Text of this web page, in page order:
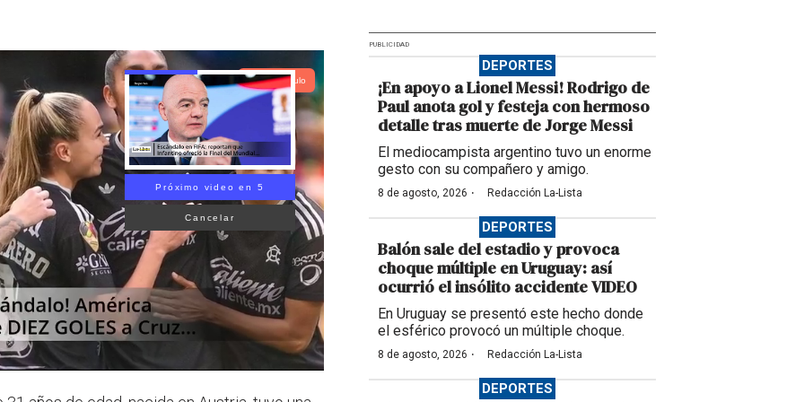
Lea el artículo
Próximo video en 4
Cancelar
PUBLICIDAD
DEPORTES
¡En apoyo a Lionel Messi! Rodrigo de
Paul anota gol y festeja con hermoso
detalle tras muerte de Jorge Messi
El mediocampista argentino tuvo un enorme
gesto con su compañero y amigo.
8 de agosto, 2026 · Redacción La-Lista
DEPORTES
Balón sale del estadio y provoca
choque múltiple en Uruguay: así
ocurrió el insólito accidente VIDEO
En Uruguay se presentó este hecho donde
el esférico provocó un múltiple choque.
8 de agosto, 2026 · Redacción La-Lista
DEPORTES